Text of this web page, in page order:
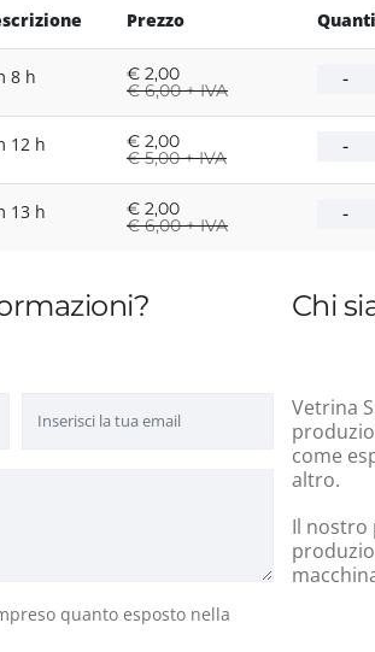
Prezzo
8 h € 2,00
€6,00 + IVA
12 h € 2,00
€5,00 + IVA
13 h € 2,00
€6,00 + IVA
quanto esposto nella
Chi
Vetrina
come
altro.
Il nostro